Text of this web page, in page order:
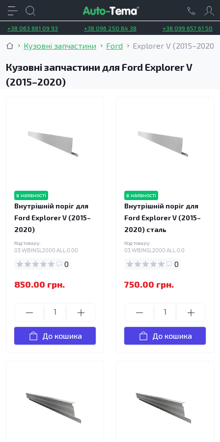
+38 063 881 09 93 +38 096 250 84 38 +38 099 657 61 50
Кузовні запчастини Ford Explorer V (2015–2020)
Кузовні запчастини для Ford Explorer V
(2015–2020)
в наявності
Внутрішній поріг для
Ford Explorer V (2015–
2020)
Код товару:
03.WBINSL2000.ALL.0.00
0
850.00 грн.
До кошика
в наявності
Внутрішній поріг для
Ford Explorer V (2015–
2020) сталь
Код товару:
03.WBINSL2000.ALL.0.0
0
750.00 грн.
До кошика